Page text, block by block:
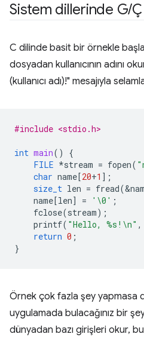
Sistem dillerinde G/Ç
C dilinde basit bir örnekle
dosyadan kullanıcının adını
(kullanıcı adı)!" mesajıyla
#include <stdio.h>
int main()
{
FILE *stream = fopen(
char name[20+1 ];
size_t len = fread(&
name[len] = '\0' ;
fclose(stream);
printf( "Hello, %s! \n" ,
return 0 ;
}
Örnek çok fazla şey yapmasa
uygulamada bulacağınız bir
dünyadan bazı girişleri okur,